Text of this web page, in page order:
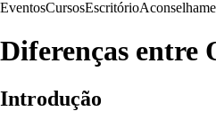
EventosCursosEscritório
Diferenças entre
Introdução